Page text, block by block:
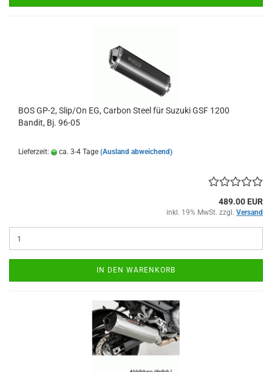
BOS GP-2, Slip/On EG, Carbon Steel für Suzuki GSF 1200
Bandit, Bj. 96-05
Lieferzeit: ca. 3-4 Tage (Ausland abweichend)
489.00 EUR
inkl. 19% MwSt. zzgl. Versand
IN DEN WARENKORB